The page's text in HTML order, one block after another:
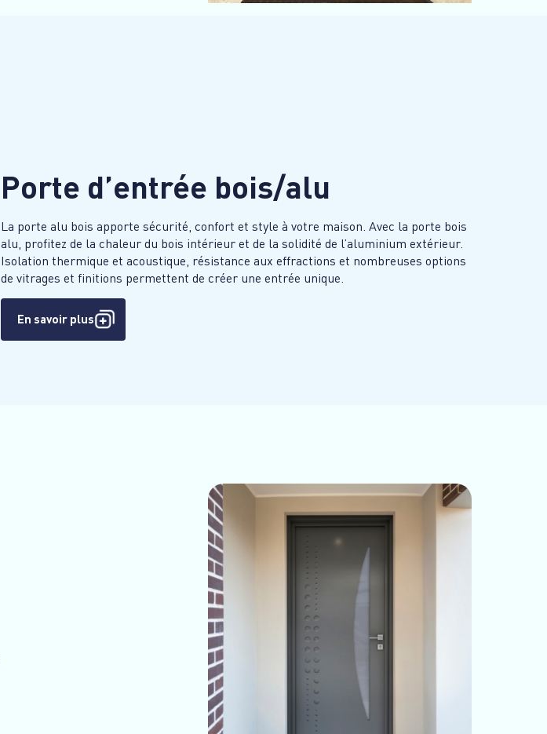
Porte d’entrée bois/alu
La porte alu bois apporte sécurité, confort et style à votre maison. Avec la porte bois
alu, profitez de la chaleur du bois intérieur et de la solidité de l’aluminium extérieur.
Isolation thermique et acoustique, résistance aux effractions et nombreuses options
de vitrages et finitions permettent de créer une entrée unique.
En savoir plus